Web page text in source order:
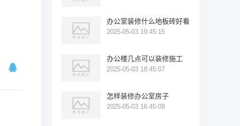
办公室装修什么地板砖好看
2025-05-03 19:45:15
办公楼几点可以装修施工
2025-05-03 18:45:07
怎样装修办公室房子
2025-05-03 16:45:09